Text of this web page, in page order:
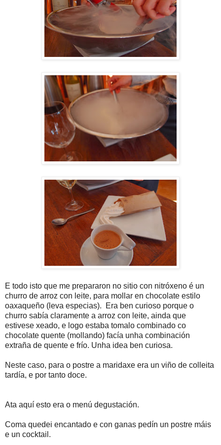
E todo isto que me prepararon no sitio con nitróxeno é un
churro de arroz con leite, para mollar en chocolate estilo
oaxaqueño (leva especias). Era ben curioso porque o
churro sabía claramente a arroz con leite, ainda que
estivese xeado, e logo estaba tomalo combinado co
chocolate quente (mollando) facía unha combinación
extraña de quente e frío. Unha idea ben curiosa.
Neste caso, para o postre a maridaxe era un viño de colleita
tardía, e por tanto doce.
Ata aquí esto era o menú degustación.
Coma quedei encantado e con ganas pedín un postre máis
e un cocktail.